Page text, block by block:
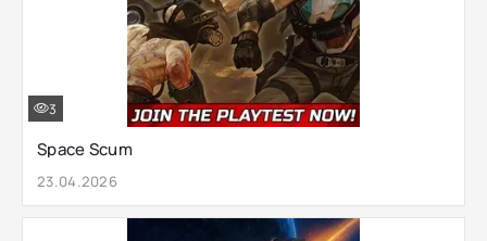
Space Scum
23.04.2026
3